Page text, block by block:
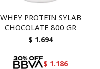
WHEY PROTEIN SYLAB
CHOCOLATE 800 GR
$ 1.694
$ 1.186